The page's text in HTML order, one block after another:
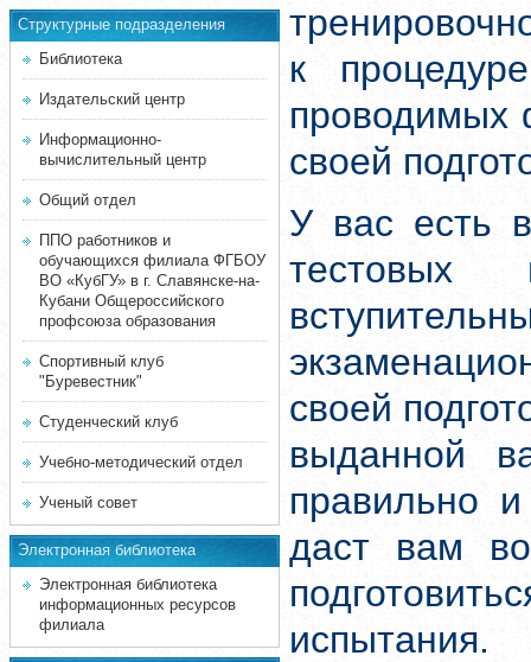
Структурные подразделения
Библиотека
Издательский центр
Информационно-
вычислительный центр
Общий отдел
ППО работников и
обучающихся филиала ФГБОУ
ВО «КубГУ» в г. Славянске-на-
Кубани Общероссийского
профсоюза образования
Спортивный клуб
"Буревестник"
Студенческий клуб
Учебно-методический отдел
Ученый совет
Электронная библиотека
Электронная библиотека
информационных ресурсов
филиала
к
проводимых
своей
У вас есть
тестовых
своей
выданной
правильно
даст вам
испытания.